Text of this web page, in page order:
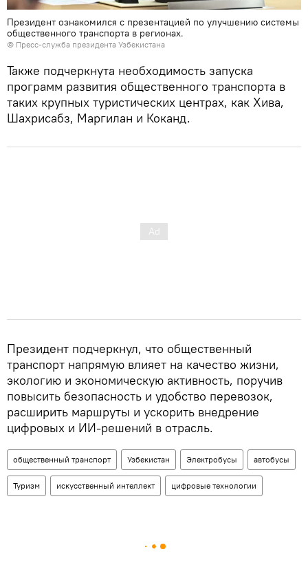
Президент ознакомился с презентацией по улучшению системы
общественного транспорта в регионах.
© Пресс-служба президента Узбекистана
Также подчеркнута необходимость запуска
программ развития общественного транспорта в
таких крупных туристических центрах, как Хива,
Шахрисабз, Маргилан и Коканд.
Президент подчеркнул, что общественный
транспорт напрямую влияет на качество жизни,
экологию и экономическую активность, поручив
повысить безопасность и удобство перевозок,
расширить маршруты и ускорить внедрение
цифровых и ИИ-решений в отрасль.
общественный транспорт Узбекистан Электробусы автобусы
Туризм искусственный интеллект цифровые технологии